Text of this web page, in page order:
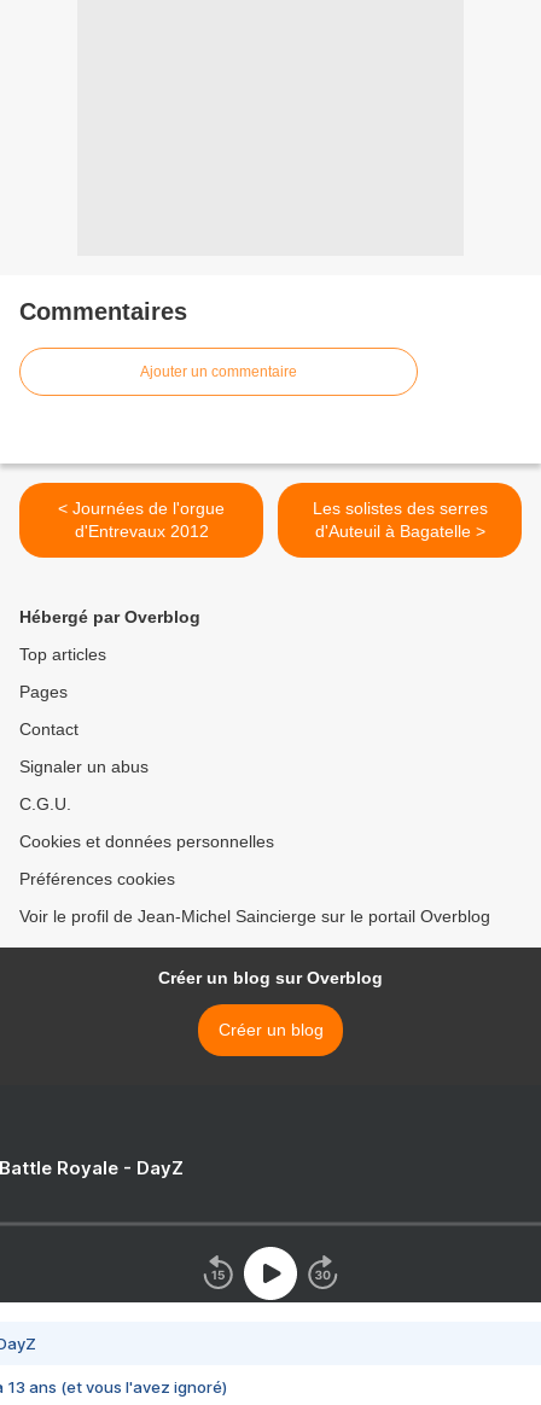
Commentaires
Ajouter un commentaire
< Journées de l'orgue
d'Entrevaux 2012
Les solistes des serres
d'Auteuil à Bagatelle >
Hébergé par Overblog
Top articles
Pages
Contact
Signaler un abus
C.G.U.
Cookies et données personnelles
Préférences cookies
Voir le profil de Jean-Michel Saincierge sur le portail Overblog
Créer un blog sur Overblog
Créer un blog
Royale - DayZ
13 ans (et vous l'avez ignoré)